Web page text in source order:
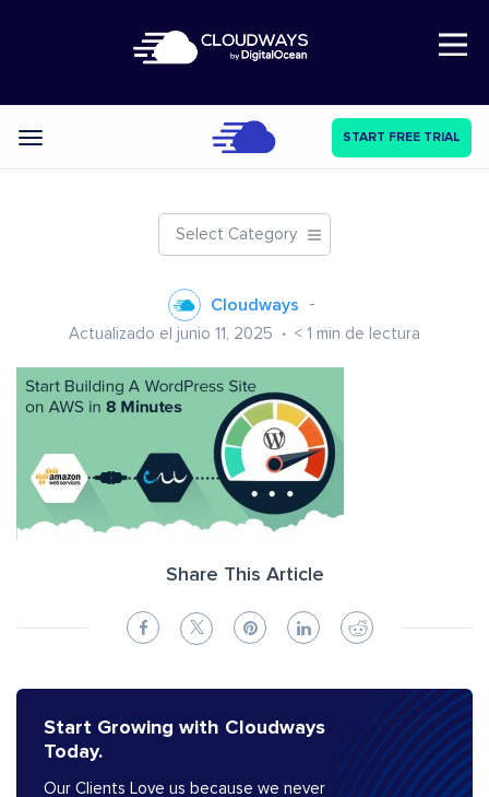
Open Nav
Categories START FREE TRIAL
Select Category
Cloudways
Actualizado el junio 11, 2025 < 1 min de lectura
Share This Article
Start Growing with Cloudways
Today.
Our Clients Love us because we never